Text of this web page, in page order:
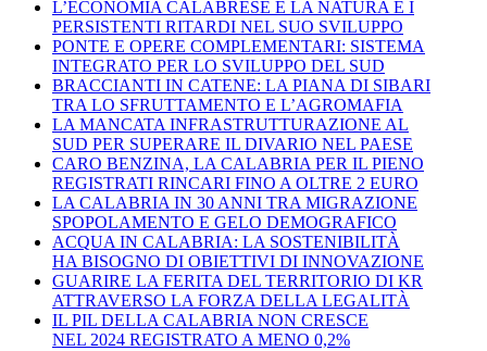
L’ECONOMIA CALABRESE E LA NATURA E I
PERSISTENTI RITARDI NEL SUO SVILUPPO
PONTE E OPERE COMPLEMENTARI: SISTEMA
INTEGRATO PER LO SVILUPPO DEL SUD
BRACCIANTI IN CATENE: LA PIANA DI SIBARI
TRA LO SFRUTTAMENTO E L’AGROMAFIA
LA MANCATA INFRASTRUTTURAZIONE AL
SUD PER SUPERARE IL DIVARIO NEL PAESE
CARO BENZINA, LA CALABRIA PER IL PIENO
REGISTRATI RINCARI FINO A OLTRE 2 EURO
LA CALABRIA IN 30 ANNI TRA MIGRAZIONE
SPOPOLAMENTO E GELO DEMOGRAFICO
ACQUA IN CALABRIA: LA SOSTENIBILITÀ
HA BISOGNO DI OBIETTIVI DI INNOVAZIONE
GUARIRE LA FERITA DEL TERRITORIO DI KR
ATTRAVERSO LA FORZA DELLA LEGALITÀ
IL PIL DELLA CALABRIA NON CRESCE
NEL 2024 REGISTRATO A MENO 0,2%